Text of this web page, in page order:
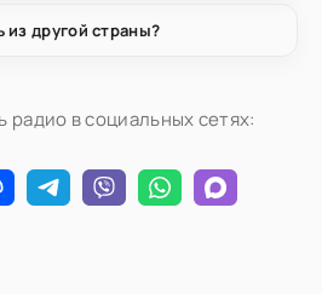
другой страны?
в социальных сетях: